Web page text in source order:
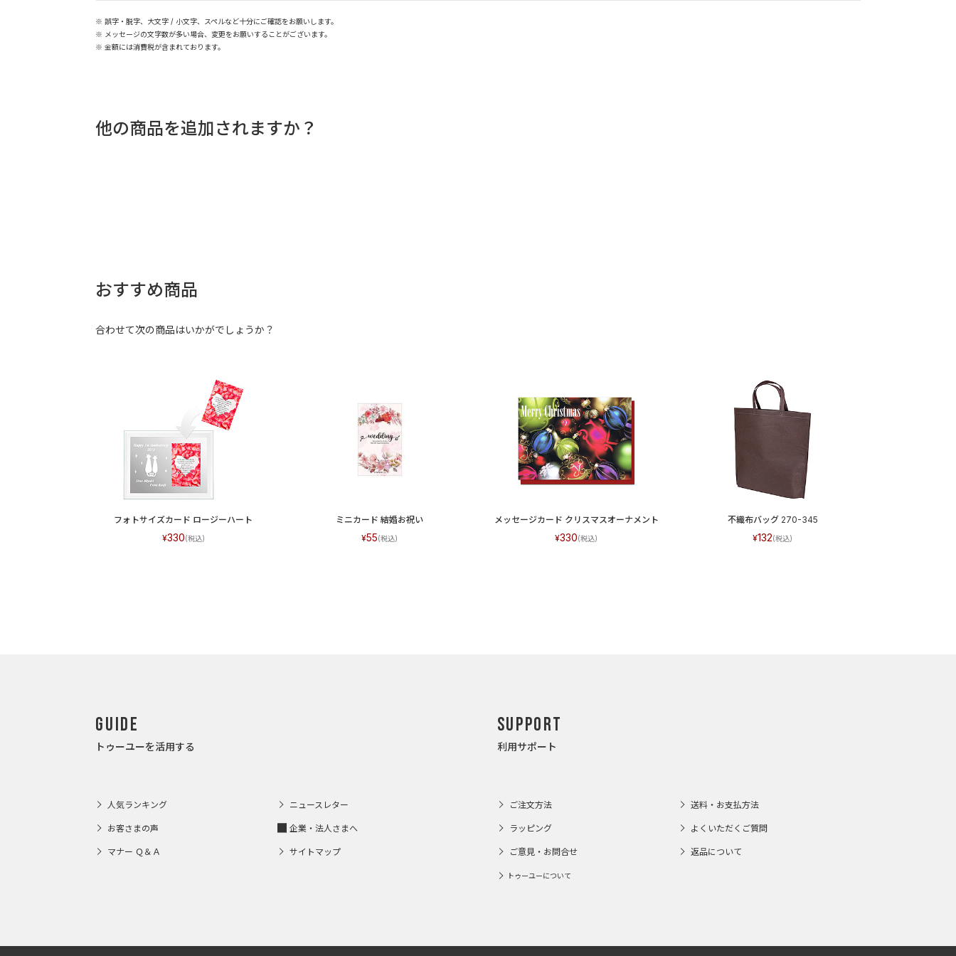
誤字・脱字、大文字 / 小文字、スペルなど十分にご確認をお願いします。
メッセージの文字数が多い場合、変更をお願いすることがございます。
金額には消費税が含まれております。
他の商品を追加されますか？
おすすめ商品
合わせて次の商品はいかがでしょうか？
フォトサイズカード ロージーハート
330
ミニカード 結婚お祝い
55
メッセージカード クリスマスオーナメント
330
不織布バッグ 270-345
132
Guide
トゥーユーを活用する
人気ランキング ニュースレター
お客さまの声 企業・法人さまへ
マナー Ｑ＆Ａ サイトマップ
Support
利用サポート
ご注文方法 送料・お支払方法
ラッピング よくいただくご質問
ご意見・お問合せ 返品について
トゥーユーについて